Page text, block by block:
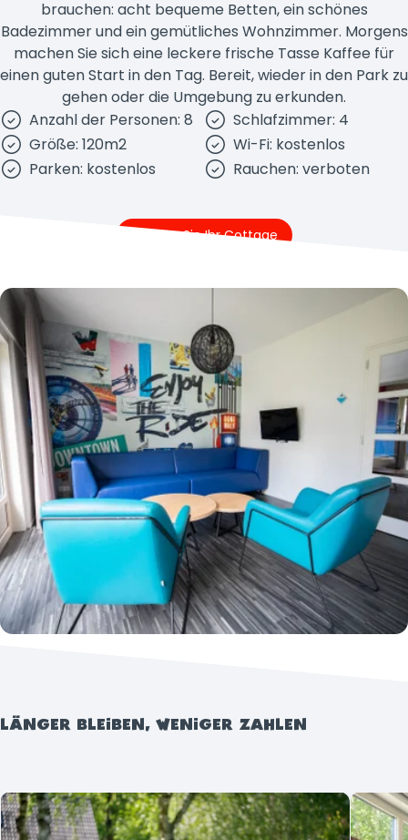
brauchen: acht bequeme Betten, ein schönes
Badezimmer und ein gemütliches Wohnzimmer. Morgens
machen Sie sich eine leckere frische Tasse Kaffee für
einen guten Start in den Tag. Bereit, wieder in den Park zu
gehen oder die Umgebung zu erkunden.
Anzahl der Personen: 8
Größe: 120m2
Parken: kostenlos
Schlafzimmer: 4
Wi-Fi: kostenlos
Rauchen: verboten
Buchen Sie Ihr Cottage
LÄNGER BLEIBEN, WENIGER ZAHLEN